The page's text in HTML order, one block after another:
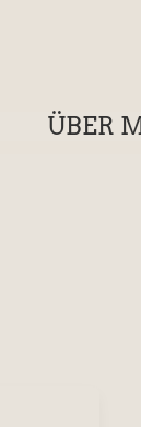
ÜBER